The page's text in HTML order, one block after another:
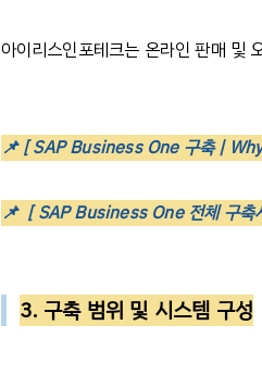
아이리스인포테크는 온라인 판매 및
📌[ SAP Business One 구축 |
📌 [ SAP Business One 전체 구축
3. 구축 범위 및 시스템 구성